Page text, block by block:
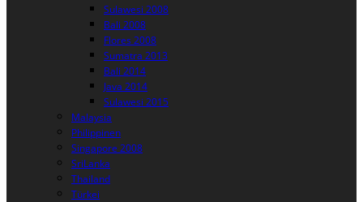
Sulawesi 2008
Bali 2008
Flores 2008
Sumatra 2013
Bali 2014
Java 2014
Sulawesi 2015
Malaysia
Philippinen
Singapore 2008
SriLanka
Thailand
Türkei